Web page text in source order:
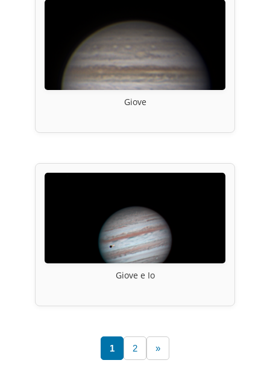
Giove
Giove e Io
1 2 »